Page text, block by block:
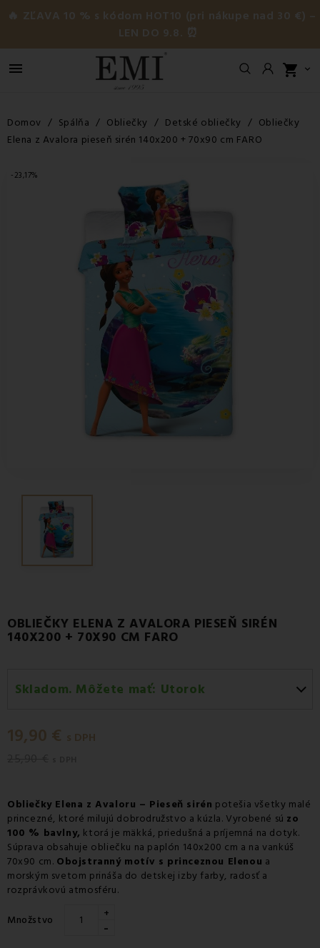
🔥 ZĽAVA 10 % s kódom HOT10 (pri nákupe nad 30 €) –
LEN DO 9.8. ⏰
 shopping_cart 
Domov Spálňa Obliečky Detské obliečky
Obliečky
Elena z Avalora pieseň sirén 140x200 + 70x90 cm FARO
-23,17%
OBLIEČKY ELENA Z AVALORA PIESEŇ SIRÉN
140X200 + 70X90 CM FARO
Skladom. Môžete mať: Utorok
Utorok 11.08
Utorok 11.08 -Osobný odber v odbernom mieste GLS
Streda 12.08 -Packeta doručenie kuriérom na adresu
19,90 € s DPH
Obliečky Elena z Avaloru – Pieseň sirén potešia všetky malé
princezné, ktoré milujú dobrodružstvo a kúzla. Vyrobené sú zo
100 % bavlny, ktorá je mäkká, priedušná a príjemná na dotyk.
Súprava obsahuje obliečku na paplón 140x200 cm a na vankúš
70x90 cm. Obojstranný motív s princeznou Elenou a
morským svetom prináša do detskej izby farby, radosť a
rozprávkovú atmosféru.
Množstvo +
-